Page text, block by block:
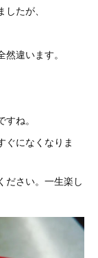
たが、
違います。
ね。
ぐになくなりま
ださい。一生楽し